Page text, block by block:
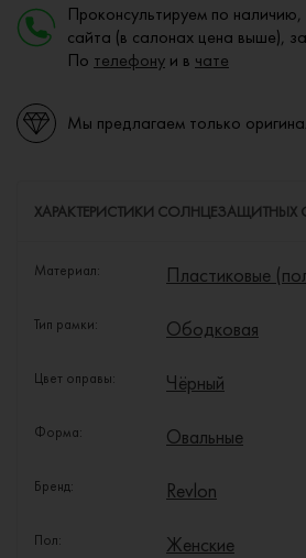
Проконсультируем по
сайта (в салонах цена выше),
По телефону и в чате
Мы предлагаем только
ХАРАКТЕРИСТИКИ СОЛНЦЕЗАЩИТНЫХ
Материал: Пластиковые
Тип рамки: Ободковая
Цвет оправы: Чёрный
Форма: Овальные
Бренд: Revlon
Пол: Женские